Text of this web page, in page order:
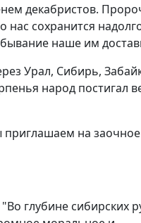
декабристов.
нас сохранится
наше им
Урал, Сибирь,
народ постигал
на заочное
глубине сибирских